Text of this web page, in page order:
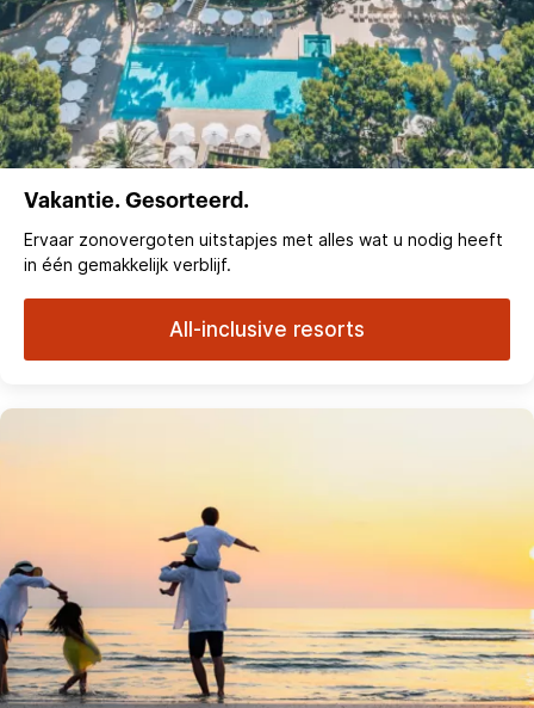
Vakantie. Gesorteerd.
Ervaar zonovergoten uitstapjes met alles wat u nodig heeft
in één gemakkelijk verblijf.
All-inclusive resorts